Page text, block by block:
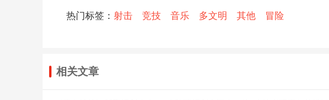
热门标签： 射击 竞技 音乐 多文明 其他 冒险
相关文章